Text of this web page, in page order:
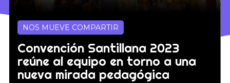
NOS MUEVE COMPARTIR
Convención Santillana 2023
reúne al equipo en torno a una
nueva mirada pedagógica